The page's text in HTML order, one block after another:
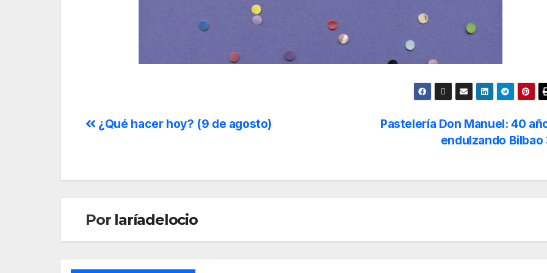
Pastelería Don Manuel: 40
endulzando Bilbao
¿Qué hacer hoy? (9 de agosto)
Por laríadelocio